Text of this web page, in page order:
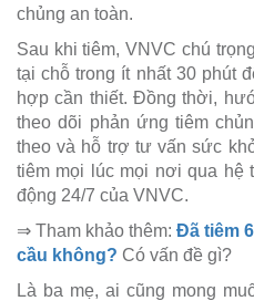
chủng an toàn.
Sau khi tiêm, VNVC chú
tại chỗ trong ít nhất 30 phút
hợp cần thiết. Đồng thời,
theo dõi phản ứng tiêm
theo và hỗ trợ tư vấn sức
tiêm mọi lúc mọi nơi qua hệ
động 24/7 của VNVC.
⇒ Tham khảo thêm: Đã tiêm
cầu không? Có vấn đề gì?
Là ba mẹ, ai cũng mong